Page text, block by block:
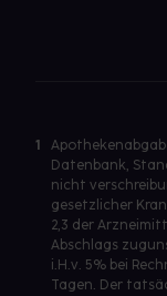
1
Datenbank,
nicht
gesetzlicher
2,3 der
Abschlags
i.H.v. 5% bei
Tagen. Der